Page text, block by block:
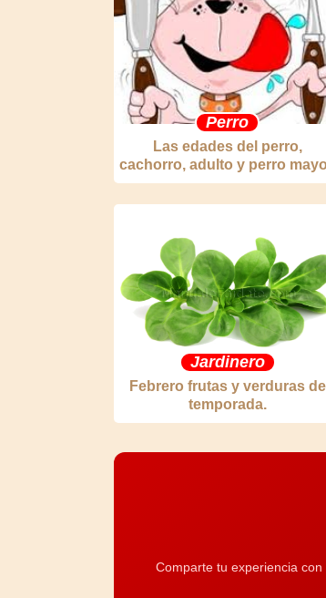
Perro
Las edades del perro,
cachorro, adulto y perro
Jardinero
Febrero frutas y verduras de
temporada.
Comparte tu experiencia